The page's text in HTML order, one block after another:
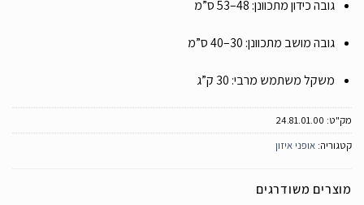
גובה כידון מתכוונן: 48–53 ס”מ
גובה מושב מתכוונן: 30–40 ס”מ
משקל משתמש מרבי: 30 ק”ג
מק"ט: 24.81.01.00
קטגוריה: אופני איזון
מוצרים משודרגים